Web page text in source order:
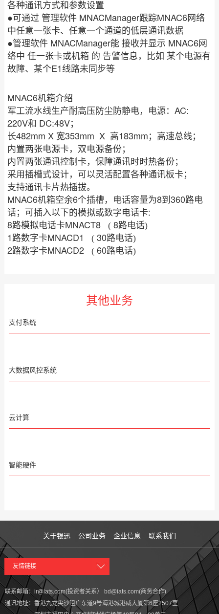
各种通讯方式和参数设置
●可通过 管理软件 MNACManager跟踪MNAC6网络
中任意一张卡、任意一个通道的低层通讯数据
●管理软件 MNACManager能 接收并显示 MNAC6网
络中 任一张卡或机箱 的 告警信息，比如 某个电源有
故障、某个E1 线路未同步等
MNAC6机箱介绍
军工流水线生产耐高压防尘防静电，电源：AC:
220V和 DC:48V；
长482mm X 宽353mm X 高183mm ；高速总线；
内置两张电源卡，双电源备份；
内置两张通讯控制卡，保障通讯时时热备份；
采用插槽式设计，可以灵活配置各种通讯板卡；
支持通讯卡片热插拔。
MNAC6机箱空余6个插槽，电话容量为8到360路电
话；可插入以下的模拟或数字电话卡:
8路模拟电话卡MNACT8( 8路电话)
1路数字卡MNACD1( 30路电话)
2路数字卡MNACD2( 60路电话)
其他业务
支付系统
大数据风控系统
云计算
智能硬件
关于银迅 公司业务 企业信息 联系我们
友情链接
联系邮箱： ir@iats.com(投资者关系） bd@iats.com(商务合作)
通讯地址： 香港九龙尖沙咀广东道9号海港城港威大厦第6座2507室